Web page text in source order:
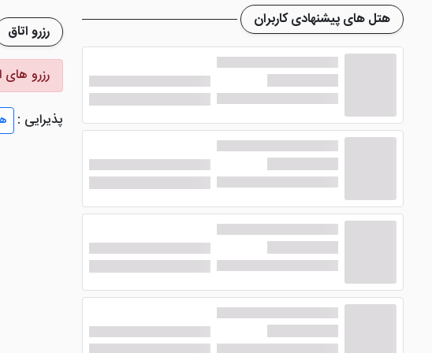
از چشم انداز زیبا در کنار صرف یک نوشیدنی گرم لذت ببرید. حمام زیبا و
اقامتی هتل می باشد.
لذت صرف غذاهای با کیفیت در رستوران هتل
هتل مارمارا پرا استانبول یک رستوران فوق العاده و بی نظیر ایجاد شده است
به خارج شدن، غذای باب میل خود را صرف کنند. همچنین چشیدن این غذا در
سرآشپزان حرفه ای و خبره در رستوران هتل چهار ستاره مارمارا پرا استانبول
غذاهای ترکی، بین المللی و غذاهای جدید آناتولی قطعا لبخند را بر لبان شما و
امکانات ایده آل هتل مارمارا پرا استانبول، ضیافت
همانطور که تا کنون متوجه شده اید هتل رویایی مارمارا پرا استانبول
رزرو اتاق
رزرو های
پذیرایی :
هتل های پیشنهادی کاربران